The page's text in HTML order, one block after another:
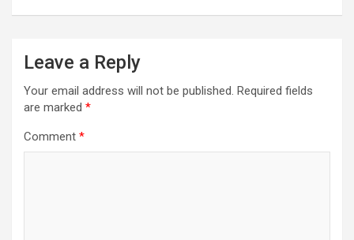
Leave a Reply
Your email address will not be published. Required fields
are marked *
Comment *